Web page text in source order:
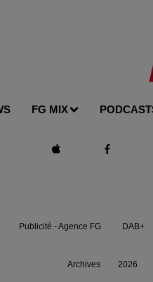
FG MIX
Publicité - Agence FG DAB+
Archives 2026